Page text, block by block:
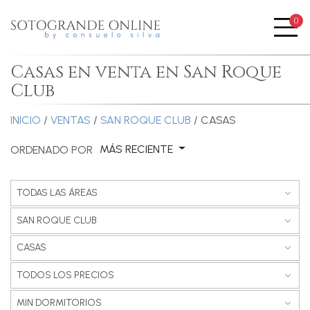
0
Casas en venta en San Roque
Club
INICIO / VENTAS / SAN ROQUE CLUB / CASAS
ORDENADO POR MÁS RECIENTE
TODAS LAS ÁREAS
SAN ROQUE CLUB
CASAS
TODOS LOS PRECIOS
MIN DORMITORIOS